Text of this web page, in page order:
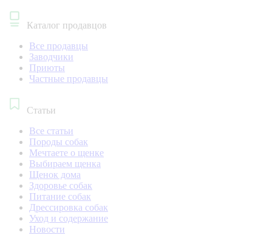
Каталог продавцов
Все продавцы
Заводчики
Приюты
Частные продавцы
Статьи
Все статьи
Породы собак
Мечтаете о щенке
Выбираем щенка
Щенок дома
Здоровье собак
Питание собак
Дрессировка собак
Уход и содержание
Новости